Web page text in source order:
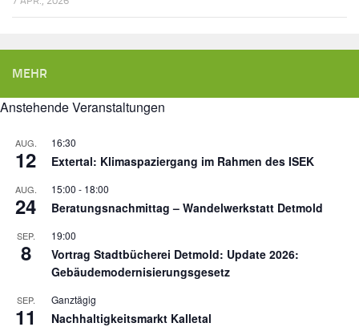
MEHR
Anstehende Veranstaltungen
AUG.
12
16:30
Extertal: Klimaspaziergang im Rahmen des ISEK
AUG.
24
15:00 - 18:00
Beratungsnachmittag – Wandelwerkstatt Detmold
SEP.
8
19:00
Vortrag Stadtbücherei Detmold: Update 2026:
Gebäudemodernisierungsgesetz
SEP.
11
Ganztägig
Nachhaltigkeitsmarkt Kalletal